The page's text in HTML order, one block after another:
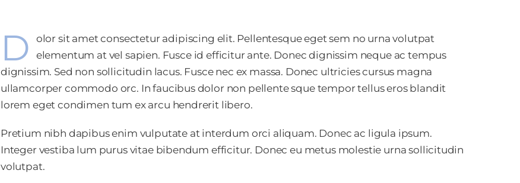
D
olor sit amet consectetur adipiscing elit. Pellentesque eget sem no urna volutpat
elementum at vel sapien. Fusce id efficitur ante. Donec dignissim neque ac tempus
dignissim. Sed non sollicitudin lacus. Fusce nec ex massa. Donec ultricies cursus magna
ullamcorper commodo orc. In faucibus dolor non pellente sque tempor tellus eros blandit
lorem eget condimen tum ex arcu hendrerit libero.
Pretium nibh dapibus enim vulputate at interdum orci aliquam. Donec ac ligula ipsum.
Integer vestiba lum purus vitae bibendum efficitur. Donec eu metus molestie urna sollicitudin
volutpat.